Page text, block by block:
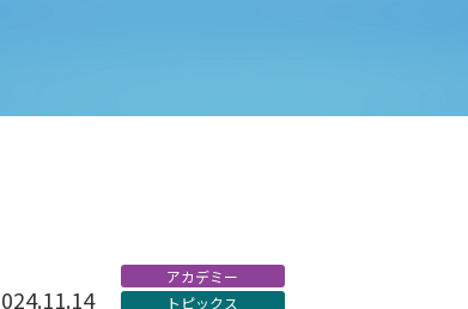
アカデミー
トピックス